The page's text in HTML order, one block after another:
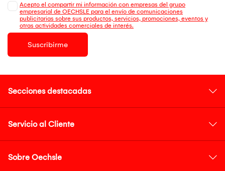
Acepto el compartir mi información con empresas del grupo
empresarial de OECHSLE para el envío de comunicaciones
publicitarias sobre sus productos, servicios, promociones, eventos y
otras actividades comerciales de interés.
Suscribirme
Secciones destacadas
Servicio al Cliente
Sobre Oechsle